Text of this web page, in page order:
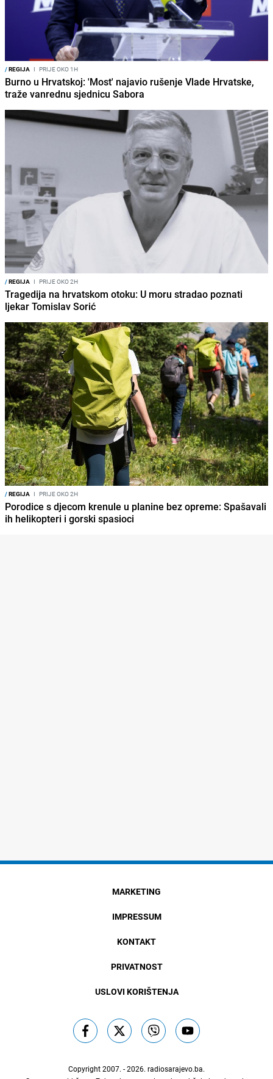
/REGIJA I PRIJE OKO 1H
Burno u Hrvatskoj: 'Most' najavio rušenje Vlade Hrvatske,
traže vanrednu sjednicu Sabora
/REGIJA I PRIJE OKO 2H
Tragedija na hrvatskom otoku: U moru stradao poznati
ljekar Tomislav Sorić
/REGIJA I PRIJE OKO 2H
Porodice s djecom krenule u planine bez opreme: Spašavali
ih helikopteri i gorski spasioci
MARKETING
IMPRESSUM
KONTAKT
PRIVATNOST
USLOVI KORIŠTENJA
Copyright 2007. - 2026. radiosarajevo.ba.